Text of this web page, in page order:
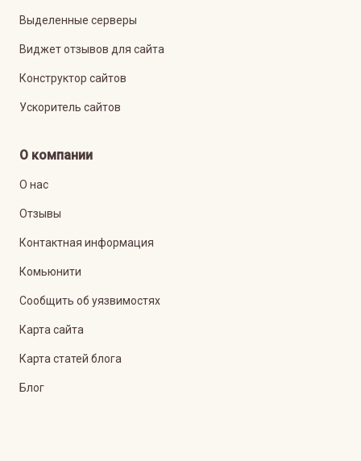
Выделенные серверы
Виджет отзывов для сайта
Конструктор сайтов
Ускоритель сайтов
О компании
О нас
Отзывы
Контактная информация
Комьюнити
Сообщить об уязвимостях
Карта сайта
Карта статей блога
Блог